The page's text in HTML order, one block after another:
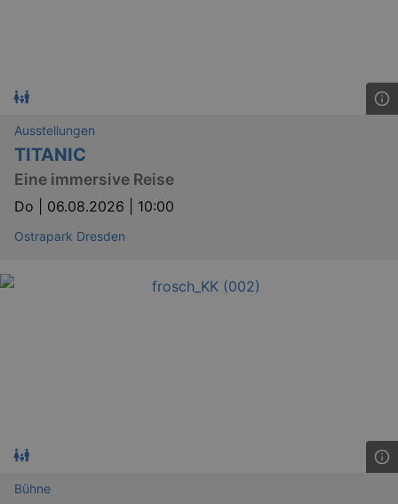
Ausstellungen
TITANIC
Eine immersive Reise
Do | 06.08.2026 | 10:00
Ostrapark Dresden
Bühne